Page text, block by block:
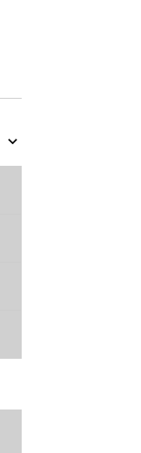
keyboard_arrow_down